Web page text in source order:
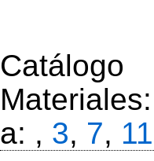
a: , 3, 7, 11